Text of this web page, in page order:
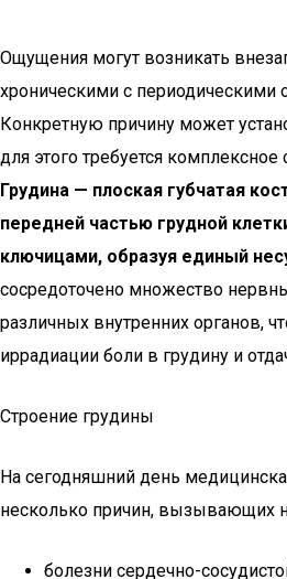
Ощущения могут возникать
хроническими с периодическими
Конкретную причину может
для этого требуется
Грудина — плоская губчатая
передней частью грудной
ключицами, образуя единый
сосредоточено множество
различных внутренних органов,
иррадиации боли в грудину и
Строение грудины
На сегодняшний день
несколько причин, вызывающих
болезни сердечно-